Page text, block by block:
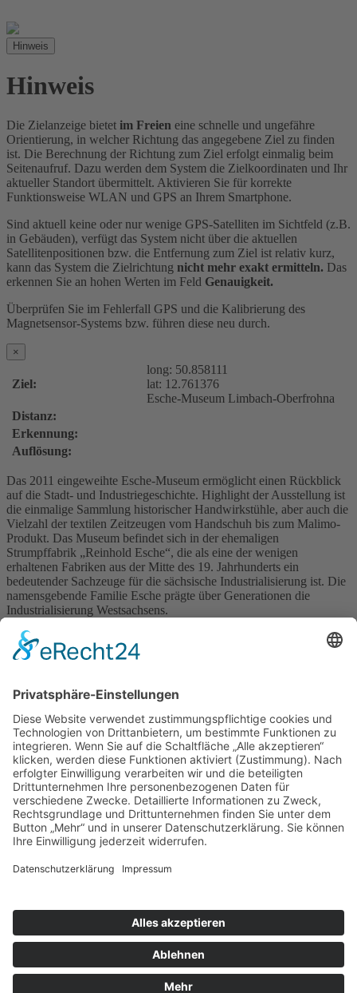
Hinweis
Hinweis
Die Zielanzeige bietet im Freien eine schnelle und ungefähre
Orientierung, in welcher Richtung das angegebene Ziel zu finden
ist. Die Berechnung der Richtung zum Ziel erfolgt einmalig beim
Seitenaufruf. Dazu werden dem System die Zielkoordinaten und Ihr
aktueller Standort übermittelt. Aktivieren Sie für korrekte
Funktionsweise WLAN und GPS an Ihrem Smartphone.
Sind aktuell keine oder nur wenige GPS-Satelliten im Sichtfeld (z.B.
in Gebäuden), verfügt das System nicht über die aktuellen
Satellitenpositionen bzw. die Entfernung zum Ziel ist relativ kurz,
kann das System die Zielrichtung nicht mehr exakt ermitteln. Das
erkennen Sie an hohen Werten im Feld Genauigkeit.
Überprüfen Sie im Fehlerfall GPS und die Kalibrierung des
Magnetsensor-Systems bzw. führen diese neu durch.
×
Ziel:
long: 50.858111
lat: 12.761376
Esche-Museum Limbach-Oberfrohna
Distanz:
Erkennung:
Auflösung:
Das 2011 eingeweihte Esche-Museum ermöglicht einen Rückblick
auf die Stadt- und Industriegeschichte. Highlight der Ausstellung ist
die einmalige Sammlung historischer Handwirkstühle, aber auch die
Vielzahl der textilen Zeitzeugen vom Handschuh bis zum Malimo-
Produkt. Das Museum befindet sich in der ehemaligen
Strumpffabrik „Reinhold Esche“, die als eine der wenigen
erhaltenen Fabriken aus der Mitte des 19. Jahrhunderts ein
bedeutender Sachzeuge für die sächsische Industrialisierung ist. Die
namensgebende Familie Esche prägte über Generationen die
Industrialisierung Westsachsens.
Esche-Museum
Sachsenstraße 3
Für Kurzentschlossene
Ganz einfach sachsenweit eine Unterkunft finden: Über den Button
unten gelangen Sie direkt zum Buchungsportal der Tourismus
Marketing Gesellschaft Sachsen.
»Neue Suche
»Klassifizierung
© Landurlaub in Sachsen